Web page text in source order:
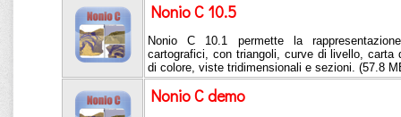
Nonio C 10.5
Nonio C 10.1 permette la
cartografici, con triangoli, curve di livello, carta
di colore, viste tridimensionali e sezioni. (57.8
Nonio C demo